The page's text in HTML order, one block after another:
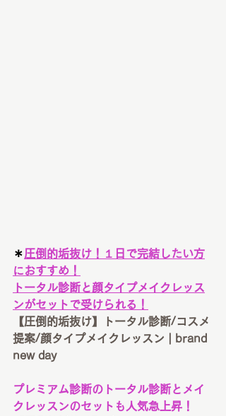
＊圧倒的垢抜け！１日で完結したい方
におすすめ！
トータル診断と顔タイプメイクレッス
ンがセットで受けられる！
【圧倒的垢抜け】トータル診断/コスメ
提案/顔タイプメイクレッスン | brand
new day
プレミアム診断のトータル診断とメイ
クレッスンのセットも人気急上昇！